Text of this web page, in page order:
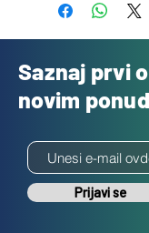
Saznaj prvi
novim
Prijavi se